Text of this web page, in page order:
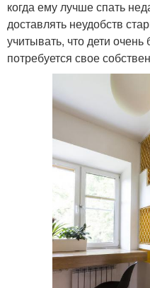
когда ему лучше спать
доставлять неудобств
учитывать, что дети
потребуется свое